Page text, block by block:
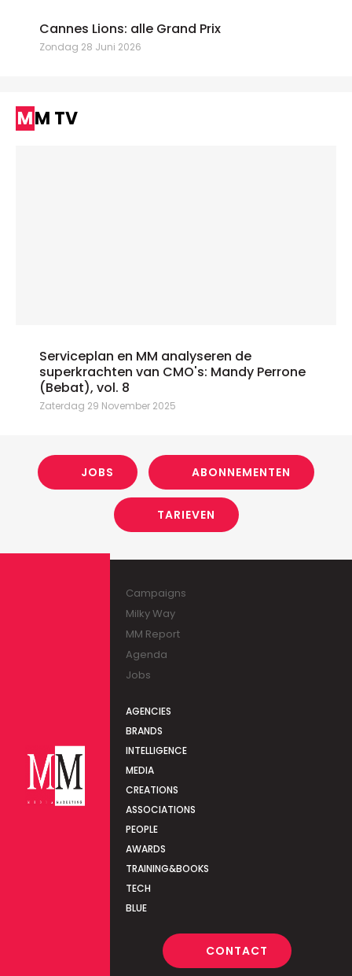
Cannes Lions: alle Grand Prix
Zondag 28 Juni 2026
MM TV
Serviceplan en MM analyseren de
superkrachten van CMO's: Mandy Perrone
(Bebat), vol. 8
Zaterdag 29 November 2025
JOBS ABONNEMENTEN
TARIEVEN
Campaigns
Milky Way
MM Report
Agenda
Jobs
AGENCIES
BRANDS
INTELLIGENCE
MEDIA
CREATIONS
ASSOCIATIONS
PEOPLE
AWARDS
TRAINING&BOOKS
TECH
BLUE
CONTACT